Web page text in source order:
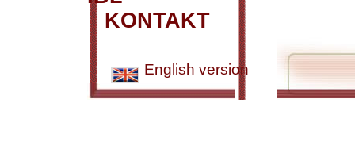
KONTAKT
English version